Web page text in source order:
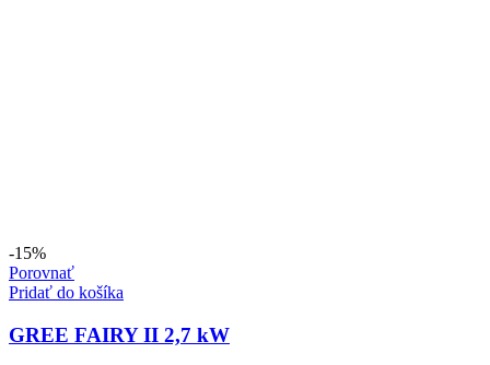
-15%
Porovnať
Pridať do košíka
GREE FAIRY II 2,7 kW